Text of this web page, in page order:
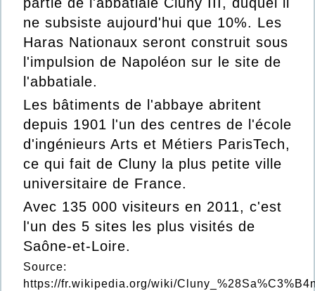
partie de l'abbatiale Cluny III , duquel il
ne subsiste aujourd'hui que 10%. Les
Haras Nationaux seront construit sous
l'impulsion de Napoléon sur le site de
l'abbatiale.
Les bâtiments de l'abbaye abritent
depuis 1901 l'un des centres de l'école
d'ingénieurs Arts et Métiers ParisTech,
ce qui fait de Cluny la plus petite ville
universitaire de France.
Avec 135 000 visiteurs en 2011, c'est
l'un des 5 sites les plus visités de
Saône-et-Loire.
Source:
https://fr.wikipedia.org/wiki/